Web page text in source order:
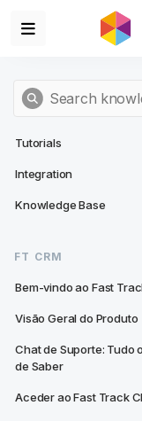
Tutorials
Integration
Knowledge Base
FT CRM
Bem-vindo ao Fast
Visão Geral do Produto
Chat de Suporte: Tudo
de Saber
Aceder ao Fast Track
Gatilhos
Frequência
Abaixo listámos
utilizados no FT
🧠‍
uma